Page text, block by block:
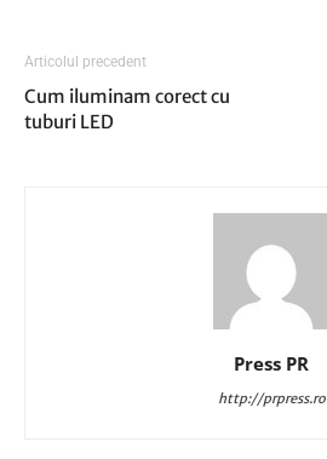
Articolul precedent
Cum iluminam corect cu
tuburi LED
Press PR
http://prpress.ro